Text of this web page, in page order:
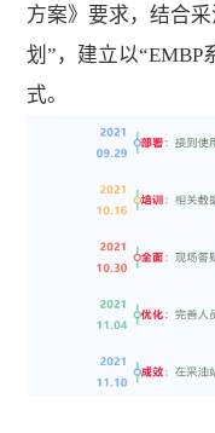
方案》要求，结合
划”，建立以“EMBP
式。